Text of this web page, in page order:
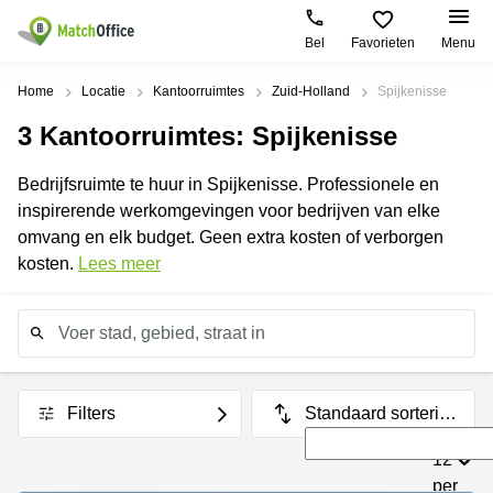
Bel Favorieten Menu
Huren / Verhuren
Productpagina's
Kantoorruimten
Centers
Coworking
Spaces
Virtueel
Kantoor
Populaire
Amsterdam
Nieuw-
Zuidoost
Amsterdam
Amsterdam
Westpoort
Populaire
Business
center
Breda
center
Eindhoven
Utrecht
Business
Help
Over ons
Voeg je kantoorruimte toe
Home Locatie Kantoorruimtes Zuid-Holland Spijkenisse
3 Kantoorruimtes: Spijkenisse
Bedrijfsruimte te huur in Spijkenisse. Professionele en
inspirerende werkomgevingen voor bedrijven van elke
omvang en elk budget. Geen extra kosten of verborgen
kosten. Lees meer
12
per
Filters
Standaard sorterin